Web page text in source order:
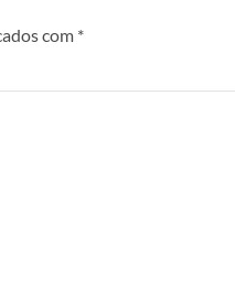
com *